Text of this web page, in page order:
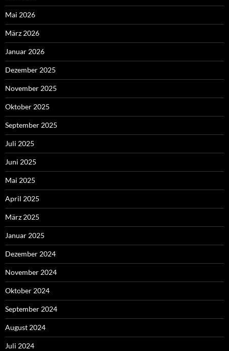
Mai 2026
März 2026
Januar 2026
Dezember 2025
November 2025
Oktober 2025
September 2025
Juli 2025
Juni 2025
Mai 2025
April 2025
März 2025
Januar 2025
Dezember 2024
November 2024
Oktober 2024
September 2024
August 2024
Juli 2024